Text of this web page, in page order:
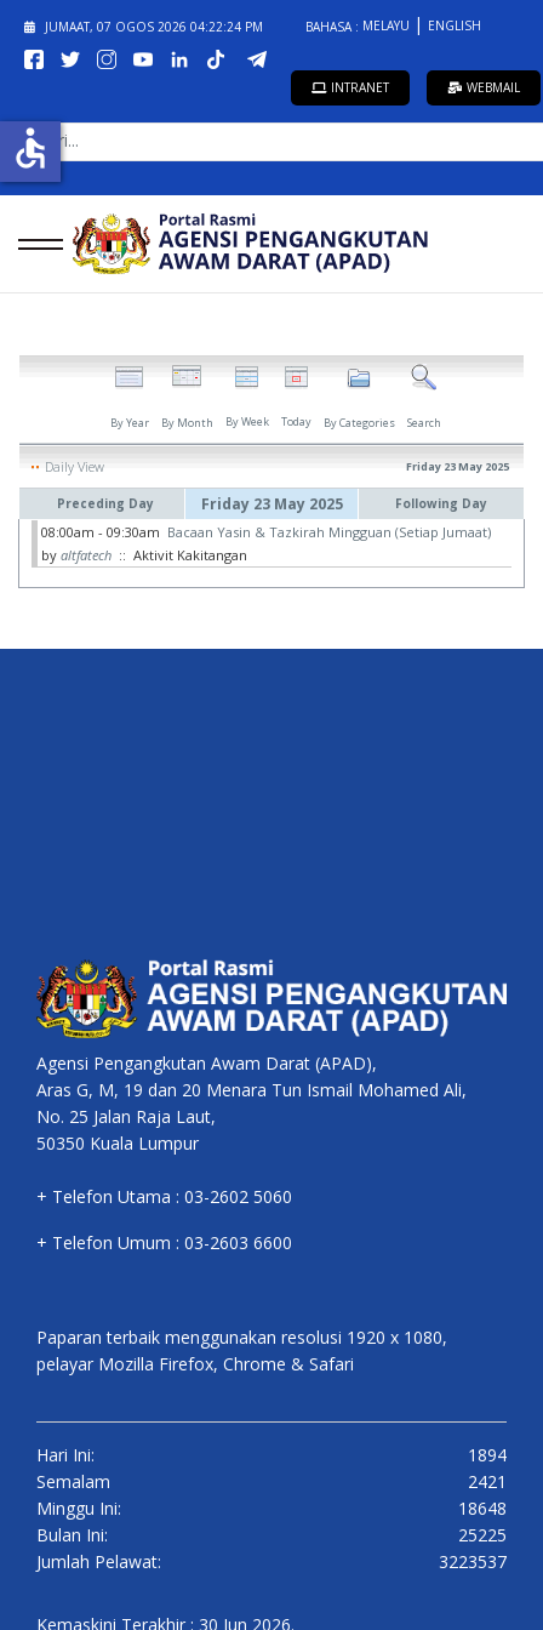
JUMAAT, 07 OGOS 2026 04:22:24 PM BAHASA : MELAYU ENGLISH
INTRANET WEBMAIL
CARI...
By Year By Month By Week Today By Categories Search
Daily View Friday 23 May 2025
Preceding Day Friday 23 May 2025 Following Day
08:00am - 09:30am Bacaan Yasin & Tazkirah Mingguan (Setiap Jumaat)
by altfatech :: Aktivit Kakitangan
Agensi Pengangkutan Awam Darat (APAD),
Aras G, M, 19 dan 20 Menara Tun Ismail Mohamed Ali,
No. 25 Jalan Raja Laut,
50350 Kuala Lumpur
+ Telefon Utama : 03-2602 5060
+ Telefon Umum : 03-2603 6600
Paparan terbaik menggunakan resolusi 1920 x 1080,
pelayar Mozilla Firefox, Chrome & Safari
Hari Ini:
1894
Semalam
2421
Minggu Ini:
18648
Bulan Ini:
25225
Jumlah Pelawat:
3223537
Kemaskini Terakhir : 30 Jun 2026.
accessible